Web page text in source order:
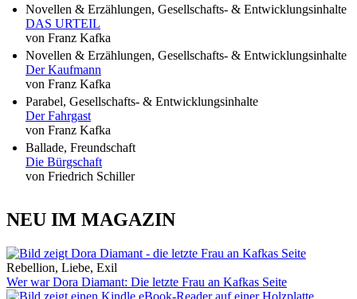
Novellen & Erzählungen, Gesellschafts- & Entwicklungsinhalte
DAS URTEIL
von Franz Kafka
Novellen & Erzählungen, Gesellschafts- & Entwicklungsinhalte
Der Kaufmann
von Franz Kafka
Parabel, Gesellschafts- & Entwicklungsinhalte
Der Fahrgast
von Franz Kafka
Ballade, Freundschaft
Die Bürgschaft
von Friedrich Schiller
NEU IM MAGAZIN
Rebellion, Liebe, Exil
Wer war Dora Diamant: Die letzte Frau an Kafkas Seite